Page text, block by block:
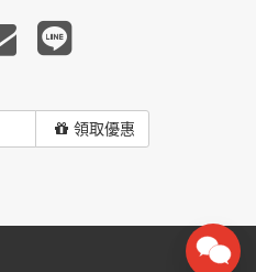
領取優惠